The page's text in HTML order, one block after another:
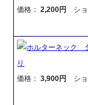
価格：2,200円 ショ
ホルターネック
り
価格：3,900円 ショ